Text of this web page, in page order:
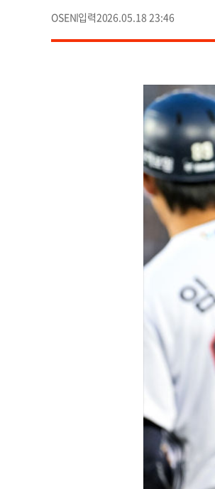
OSEN 2026.05.18 23:46